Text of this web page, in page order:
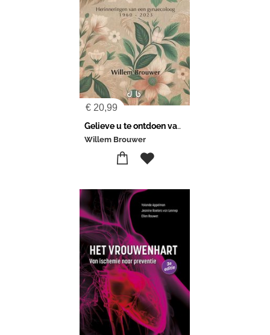
€ 20,99
Gelieve u te ontdoen van hoed, korset en directoire
Willem Brouwer